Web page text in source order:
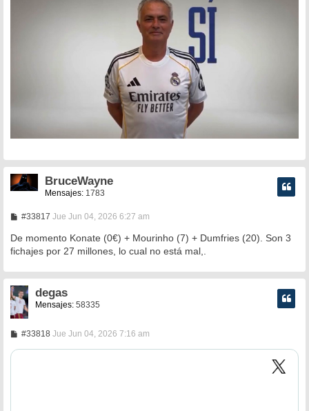
BruceWayne
Mensajes: 1783
#33817M
n
s
a
e
Jue Jun 04, 2026 6:27 am
De momento Konate (0€) + Mourinho (7) + Dumfries (20). Son 3
fichajes por 27 millones, lo cual no está mal,.
degas
Mensajes:58335
#33818M
n
Jue Jun 04, 2026 7:16 am